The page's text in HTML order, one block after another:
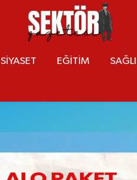
SİYASET EĞİTİM